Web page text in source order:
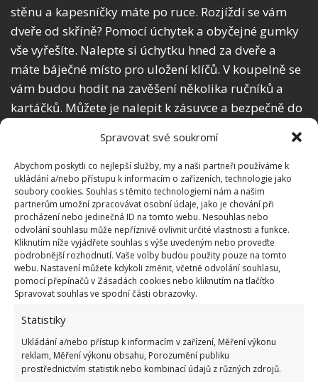
Spravovat své soukromí
Abychom poskytli co nejlepší služby, my a naši partneři používáme k
ukládání a/nebo přístupu k informacím o zařízeních, technologie jako
soubory cookies. Souhlas s těmito technologiemi nám a našim
partnerům umožní zpracovávat osobní údaje, jako je chování při
procházení nebo jedinečná ID na tomto webu. Nesouhlas nebo
odvolání souhlasu může nepříznivě ovlivnit určité vlastnosti a funkce.
Kliknutím níže vyjádřete souhlas s výše uvedeným nebo proveďte
podrobnější rozhodnutí. Vaše volby budou použity pouze na tomto
webu. Nastavení můžete kdykoli změnit, včetně odvolání souhlasu,
pomocí přepínačů v Zásadách cookies nebo kliknutím na tlačítko
Spravovat souhlas ve spodní části obrazovky.
Statistiky
Ukládání a/nebo přístup k informacím v zařízení, Měření výkonu
reklam, Měření výkonu obsahu, Porozumění publiku
prostřednictvím statistik nebo kombinací údajů z různých zdrojů.
stěnu a kapesníčky máte po ruce. Rozjíždí se vám
dveře od skříně? Pomocí úchytek a obyčejné gumky
vše vyřešíte. Nalepte si úchytku hned za dveře a
máte báječné místo pro uložení klíčů. V koupelně se
vám budou hodit na zavěšení několika ručníků a
kartáčků. Můžete je nalepit k zásuvce a bezpečně do
Hlavní nápad se týká samozřejmě kuchyně. Vezměte
si pár úchytek, nalepte je na vnitřní stranu
kuchyňských dvířek, ideálně těch, kde máte
schovány hrnce a pokličky. Do úchytek naskládejte
jednotlivé pokličky a získáte tak naprosto praktickou
pomoc při jejich hledání. To, a spoustu dalšího lze
z plastových úchytek vytvořit. Podívejte se na video a
vyzkoušejte sami.